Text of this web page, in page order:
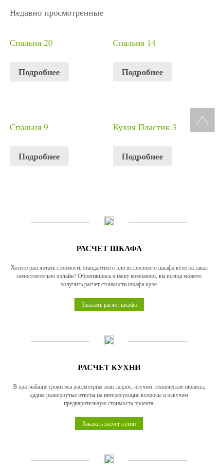
Недавно просмотренные
Спальня 20
Подробнее
Спальня 14
Подробнее
Спальня 9
Подробнее
Кухня Пластик 3
Подробнее
РАСЧЕТ ШКАФА
Хотите рассчитать стоимость стандартного или встроенного шкафа купе на заказ
самостоятельно онлайн? Обратившись в нашу компанию, вы всегда можете
получить расчет стоимости шкафа купе.
Заказать расчет шкафа
РАСЧЕТ КУХНИ
В кратчайшие сроки мы рассмотрим ваш запрос, изучим технические нюансы,
дадим развернутые ответы на интересующие вопросы и озвучим
предварительную стоимость проекта.
Заказать расчет кухни